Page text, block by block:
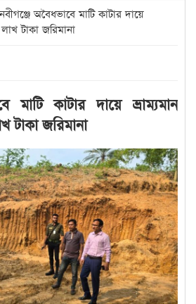
অবৈধভাবে মাটি কাটার দায়ে
টাকা জরিমানা
মাটি কাটার দায়ে ভ্রাম্যমান
জরিমানা